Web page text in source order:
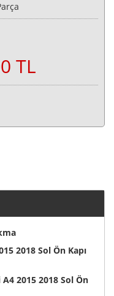
TL
2018 Sol Ön Kapı
2015 2018 Sol Ön